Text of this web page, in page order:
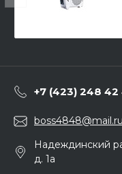
+7 (423) 248 42
boss4848@mail.ru
Надеждинский
д. 1а